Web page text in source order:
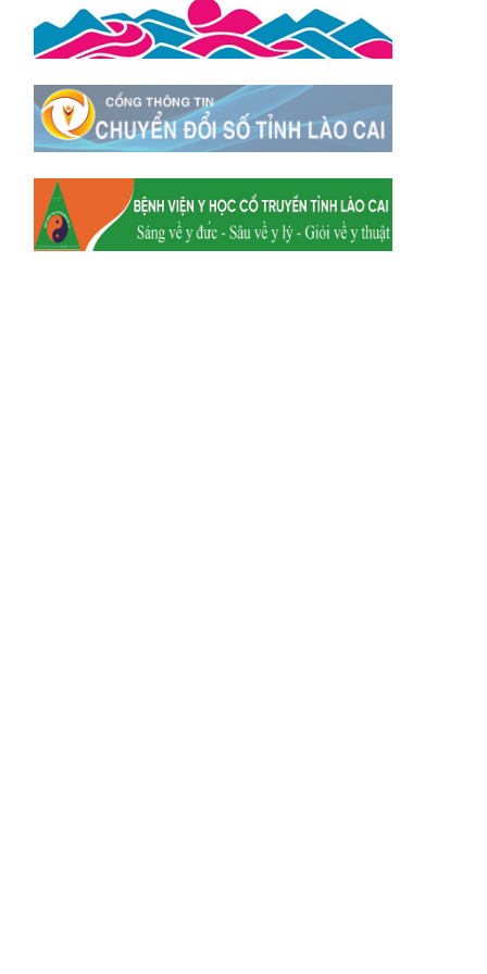
Xã Tằng Loỏng
Xã Gia Phú
Xã Mường
Hum
Xã Dền Sáng
Xã Y Tý
Xã A Mú Sung
Xã Bản Xèo
Xã Bát Xát
Xã Võ Lao
Xã Khánh Yên